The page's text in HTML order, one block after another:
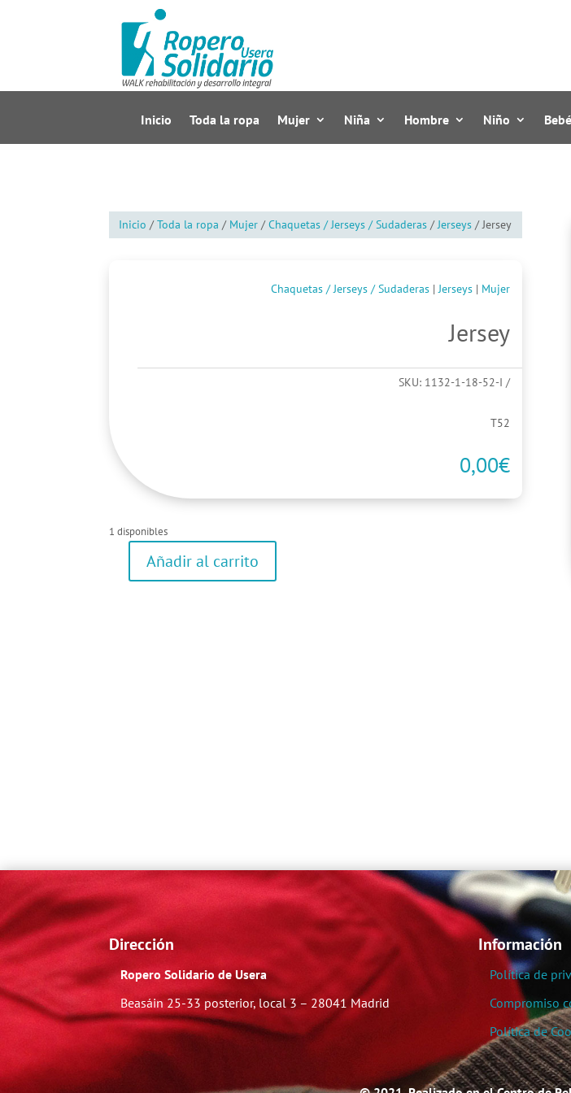
Inicio Toda la ropa Mujer Niña Hombre Niño Bebé
Inicio /Toda la ropa / Mujer /Chaquetas / Jerseys / Sudaderas /Jerseys / Jersey
Chaquetas / Jerseys / Sudaderas |Jerseys | Mujer
Jersey
SKU: 1132-1-18-52-I
T52
0,00€
1 disponibles
Añadir al carrito
Dirección
Ropero Solidario de Usera
Beasáin 25-33 posterior, local 3 – 28041 Madrid
Información
Política de
Compromiso
Política de